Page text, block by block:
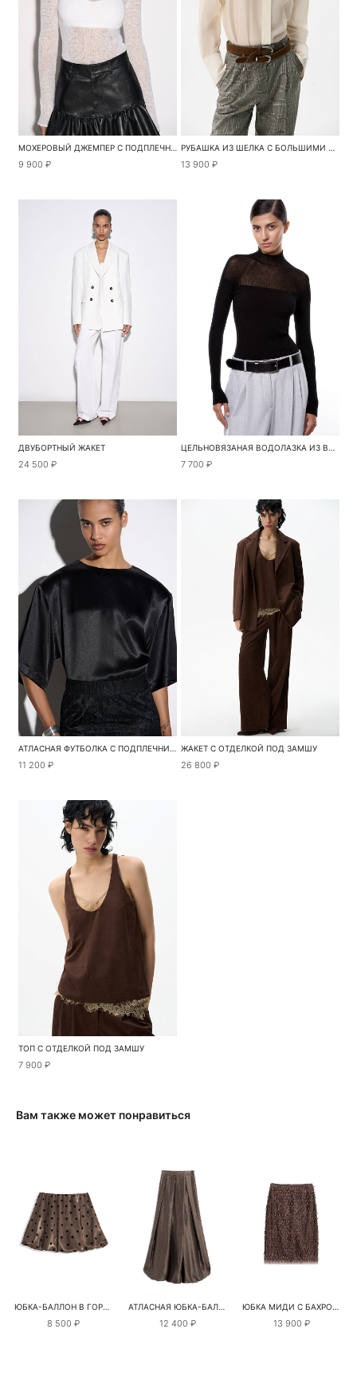
МОХЕРОВЫЙ ДЖЕМПЕР С ПОДПЛЕЧНИКАМИ
9 900 ₽
РУБАШКА ИЗ ШЕЛКА С БОЛЬШИМИ ПЛЕЧАМИ
13 900 ₽
ДВУБОРТНЫЙ ЖАКЕТ
24 500 ₽
ЦЕЛЬНОВЯЗАНАЯ ВОДОЛАЗКА ИЗ ВИСКОЗЫ
7 700 ₽
АТЛАСНАЯ ФУТБОЛКА С ПОДПЛЕЧНИКАМИ
11 200 ₽
ЖАКЕТ С ОТДЕЛКОЙ ПОД ЗАМШУ
26 800 ₽
ТОП С ОТДЕЛКОЙ ПОД ЗАМШУ
7 900 ₽
Вам также может понравиться
ЮБКА-БАЛЛОН В ГОРОШЕК
8 500 ₽
АТЛАСНАЯ ЮБКА-БАЛЛОН
12 400 ₽
ЮБКА МИДИ С БАХРОМОЙ
13 900 ₽